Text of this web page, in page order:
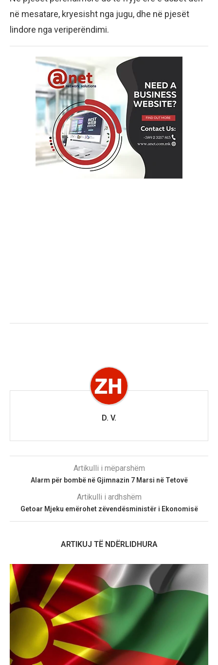
në mesatare, kryesisht nga jugu, dhe në pjesët
lindore nga veriperëndimi.
D. V.
Artikulli i mëparshëm
Alarm për bombë në Gjimnazin 7 Marsi në Tetovë
Artikulli i ardhshëm
Getoar Mjeku emërohet zëvendësministër i Ekonomisë
ARTIKUJ TË NDËRLIDHURA